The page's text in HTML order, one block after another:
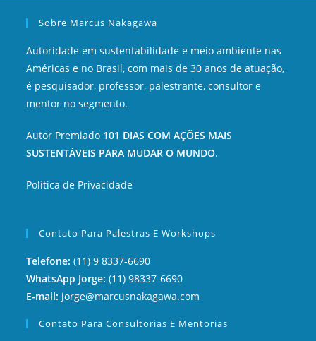
Sobre Marcus Nakagawa
Autoridade em sustentabilidade e meio ambiente nas
Américas e no Brasil, com mais de 30 anos de atuação,
é pesquisador, professor, palestrante, consultor e
mentor no segmento.
Autor Premiado 101 DIAS COM AÇÕES MAIS
SUSTENTÁVEIS PARA MUDAR O MUNDO.
Política de Privacidade
Contato Para Palestras E Workshops
Telefone: (11) 9 8337-6690
WhatsApp Jorge: (11) 98337-6690
E-mail: jorge@marcusnakagawa.com
Contato Para Consultorias E Mentorias